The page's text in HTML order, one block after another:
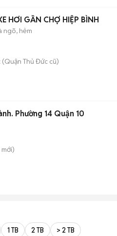
HƠI GẦN CHỢ HIỆP BÌNH
ngõ, hẻm
(Quận Thủ Đức cũ)
Thành. Phường 14 Quận 10
mới)
1 TB 2 TB > 2 TB